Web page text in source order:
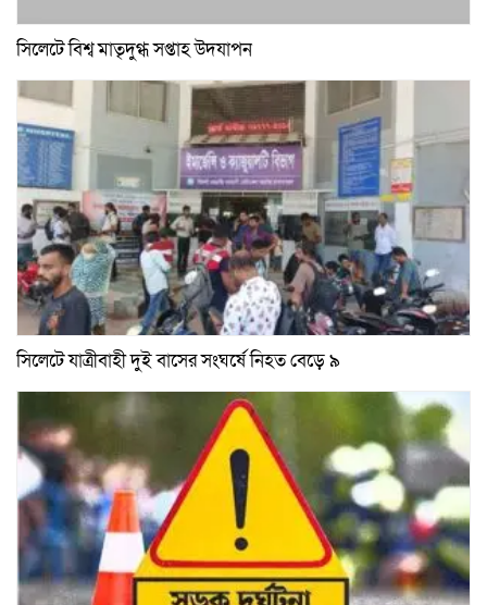
সিলেটে বিশ্ব মাতৃদুগ্ধ সপ্তাহ উদযাপন
সিলেটে যাত্রীবাহী দুই বাসের সংঘর্ষে নিহত বেড়ে ৯